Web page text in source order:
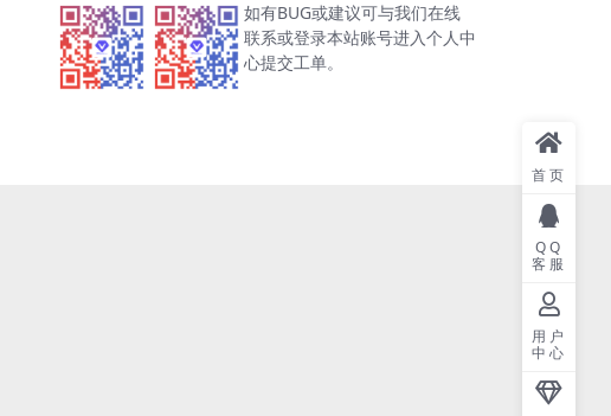
如有BUG或建议可与我们在线
联系或登录本站账号进入个人中
心提交工单。
首页
QQ
客服
用户
中心